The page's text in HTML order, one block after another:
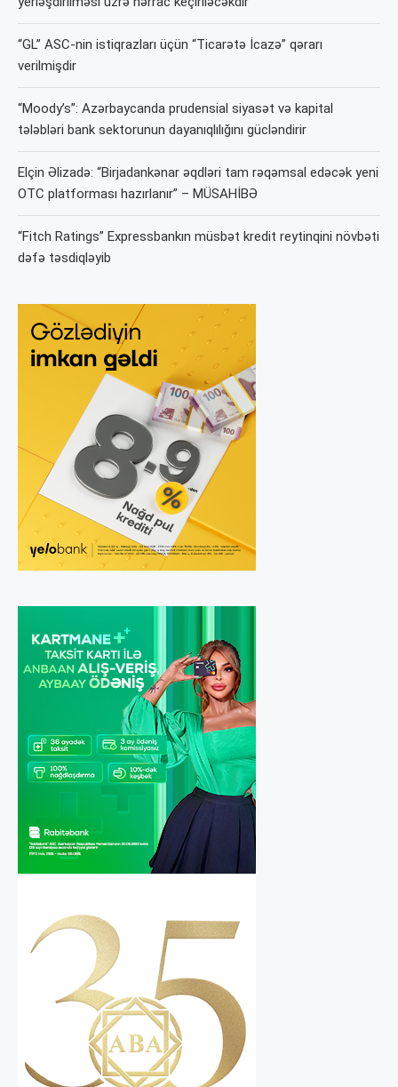
“GL” ASC-nin istiqrazları üçün “Ticarətə İcazə” qərarı
verilmişdir
“Moody’s”: Azərbaycanda prudensial siyasət və kapital
tələbləri bank sektorunun dayanıqlılığını gücləndirir
Elçin Əlizadə: “Birjadankənar əqdləri tam rəqəmsal edəcək yeni
OTC platforması hazırlanır” – MÜSAHİBƏ
“Fitch Ratings” Expressbankın müsbət kredit reytinqini növbəti
dəfə təsdiqləyib